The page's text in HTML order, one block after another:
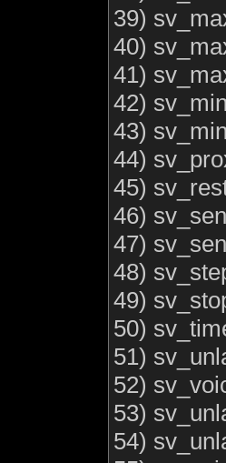
39)
40)
41)
42)
43)
44)
45)
46)
47)
48)
49)
50)
51)
52)
53)
54)